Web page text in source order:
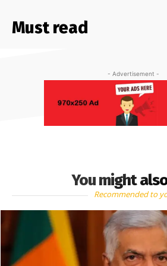
Must read
- Advertisement -
You might
Recommended to